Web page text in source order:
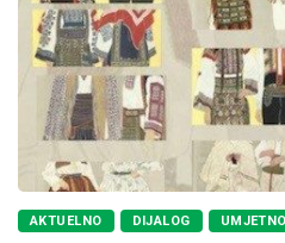
AKTUELNO DIJALOG